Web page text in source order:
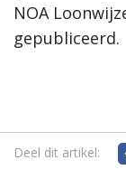
NOA
gepubliceerd.
Deel dit artikel: